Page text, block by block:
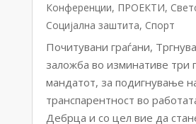
Конференции, ПРОЕКТИ,
Социјална заштита, Спорт
Почитувани граѓани,
заложба во изминативе три
мандатот, за подигнување
транспарентност во
Дебрца и со цел вие да